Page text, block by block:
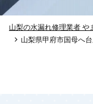
山梨の水漏れ修理業者 や
山梨県甲府市国母へ